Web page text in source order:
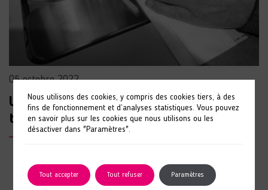
05 octobre 2022
Une nouvelle étape pour l’atelier
textile de Sées
Nous utilisons des cookies, y compris des cookies tiers, à des
fins de fonctionnement et d’analyses statistiques. Vous pouvez
en savoir plus sur les cookies que nous utilisons ou les
désactiver dans "Paramètres".
Tout accepter Tout refuser Paramètres